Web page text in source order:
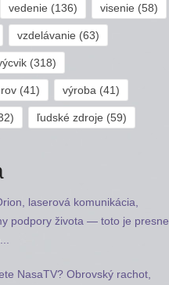
vedenie (136) visenie (58)
vzdelávanie (63)
(318)
(41) výroba (41)
ľudské zdroje (59)
laserová komunikácia,
podpory života — toto je presne
NasaTV? Obrovský rachot,